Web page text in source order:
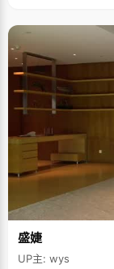
们对这个状元又多了
盛婕
UP主: wys